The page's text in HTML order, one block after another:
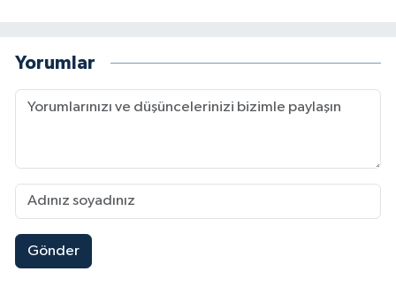
Yorumlar
Gönder